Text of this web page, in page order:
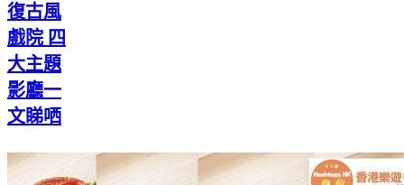
復古風
戲院 四
大主題
影廳一
文睇哂